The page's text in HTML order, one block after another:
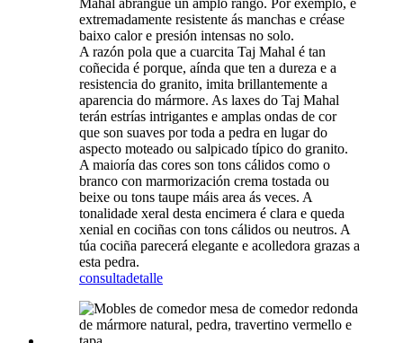
extremadamente resistente ás manchas e créase
baixo calor e presión intensas no solo.
A razón pola que a cuarcita Taj Mahal é tan
coñecida é porque, aínda que ten a dureza e a
resistencia do granito, imita brillantemente a
aparencia do mármore. As laxes do Taj Mahal
terán estrías intrigantes e amplas ondas de cor
que son suaves por toda a pedra en lugar do
aspecto moteado ou salpicado típico do granito.
A maioría das cores son tons cálidos como o
branco con marmorización crema tostada ou
beixe ou tons taupe máis area ás veces. A
tonalidade xeral desta encimera é clara e queda
xenial en cociñas con tons cálidos ou neutros. A
túa cociña parecerá elegante e acolledora grazas a
esta pedra.
consultadetalle